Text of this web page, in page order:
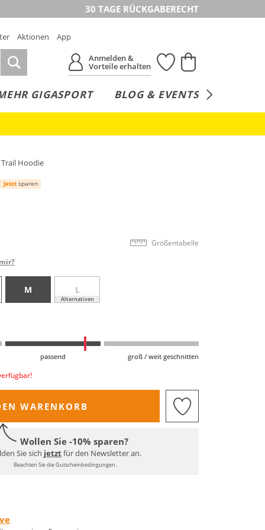
30 TAGE RÜCKGABERECHT
Aktionen
App
Anmelden &
Vorteile erhalten
GIGASPORT BLOG & EVENTS
Hoodie
Jetzt sparen
Größentabelle
M L
Alternativen
passend groß / weit geschnitten
WARENKORB
Wollen Sie -10% sparen?
Sie sich jetztfür den Newsletter an.
Beachten Sie die Gutscheinbedingungen.